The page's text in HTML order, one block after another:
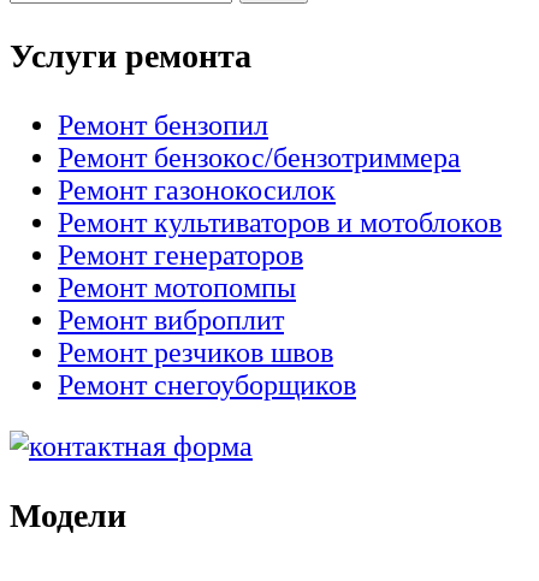
Услуги ремонта
Ремонт бензопил
Ремонт бензокос/бензотриммера
Ремонт газонокосилок
Ремонт культиваторов и мотоблоков
Ремонт генераторов
Ремонт мотопомпы
Ремонт виброплит
Ремонт резчиков швов
Ремонт снегоуборщиков
Модели